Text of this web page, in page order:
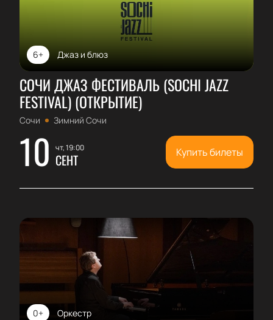
Джаз и блюз
6+
СОЧИ ДЖАЗ ФЕСТИВАЛЬ (SOCHI JAZZ
FESTIVAL) (ОТКРЫТИЕ)
Сочи Зимний Сочи
10 чт, 19:00
СЕНТ Купить билеты
Оркестр
0+